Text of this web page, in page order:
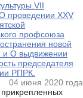
XXV
профсоюза
новой
и О выдвижении
председателя
РПРК.
04 июня 2020 года